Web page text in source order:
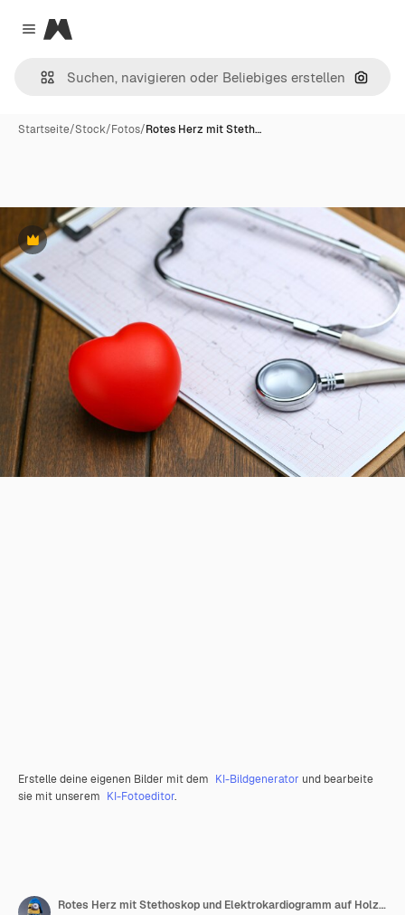
Close menu
Magnific
Nach
Startseite/Stock/Fotos/Rotes Herz mit Steth…
Premium
Erstelle deine eigenen Bilder mit dem KI-Bildgenerator und bearbeite
sie mit unserem KI-Fotoeditor.
Rotes Herz mit Stethoskop und Elektrokardiogramm auf Holzuntergrund